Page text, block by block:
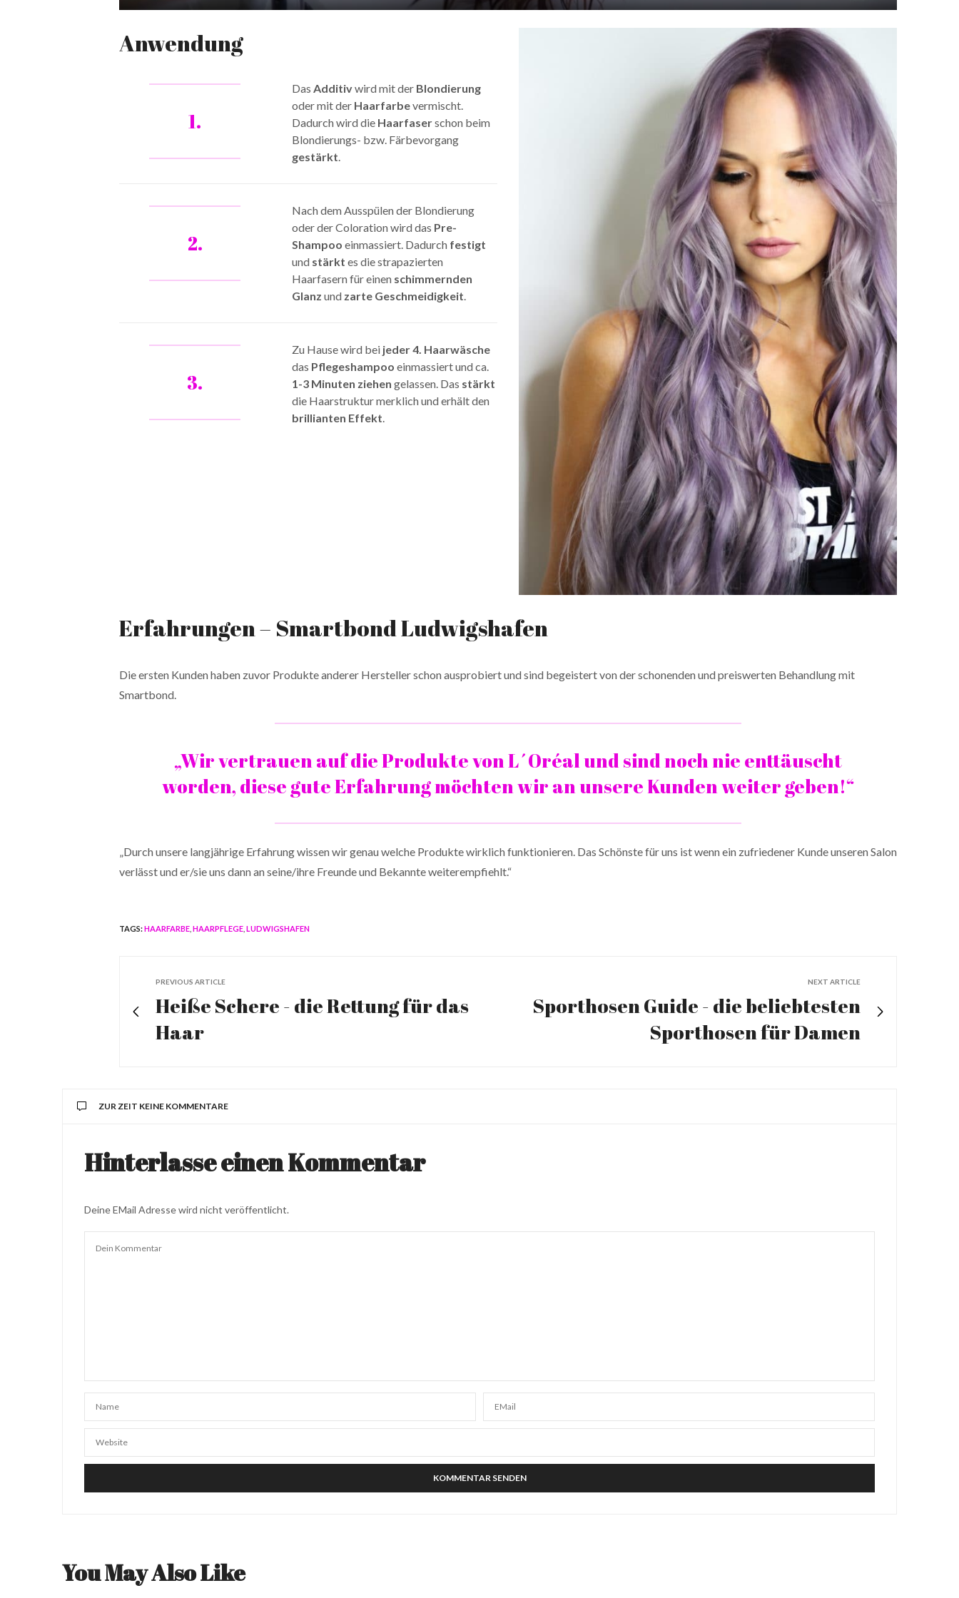
Play Mute Settings
Enter
fullscreen
Anwendung
1.
Das Additivwird mit der Blondierung
oder mit der Haarfarbevermischt.
Dadurch wird die Haarfaserschon beim
Blondierungs- bzw. Färbevorgang
gestärkt
2.
Nach dem Ausspülen der Blondierung
oder der Coloration wird das Pre-
Shampoo einmassiert. Dadurch festigt
und stärkt es die strapazierten
Haarfasern für einen schimmernden
Glanz und zarte Geschmeidigkeit
3.
Zu Hause wird bei jeder 4. Haarwäsche
das Pflegeshampoo einmassiert und ca.
1-3 Minuten ziehen gelassen. Das stärkt
die Haarstruktur merklich und erhält den
brillianten Effekt
Erfahrungen – Smartbond Ludwigshafen
Die ersten Kunden haben zuvor Produkte anderer Hersteller schon ausprobiert und sind begeistert von der schonenden und preiswerten Behandlung mit
Smartbond.
„Wir vertrauen auf die Produkte von L´Oréal und sind noch nie enttäuscht
worden, diese gute Erfahrung möchten wir an unsere Kunden weiter geben!“
„Durch unsere langjährige Erfahrung wissen wir genau welche Produkte wirklich funktionieren. Das Schönste für uns ist wenn ein zufriedener Kunde unseren Salon
verlässt und er/sie uns dann an seine/ihre Freunde und Bekannte weiterempfiehlt.“
TAGS:HAARFARBE HAARPFLEGE LUDWIGSHAFEN
PREVIOUS ARTICLE
Heiße Schere - die Rettung für das
Haar
NEXT ARTICLE
Sporthosen Guide - die beliebtesten
Sporthosen für Damen
ZUR ZEIT KEINE KOMMENTARE
Hinterlasse einen Kommentar
Deine EMail Adresse wird nicht veröffentlicht.
You May Also Like